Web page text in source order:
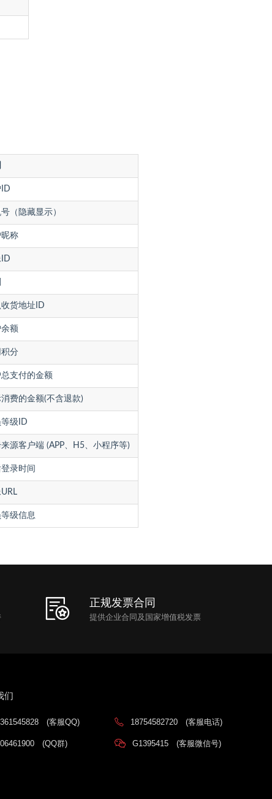
ID
（隐藏显示）
昵称
货地址ID
额
积分
总支付的金额
费的金额(不含退款)
级ID
源客户端 (APP、H5、小程序等)
录时间
级信息
正规发票合同
提供企业合同及国家增值税发票
们
(客服QQ) 18754582720 (客服电话)
(QQ群) G1395415 (客服微信号)